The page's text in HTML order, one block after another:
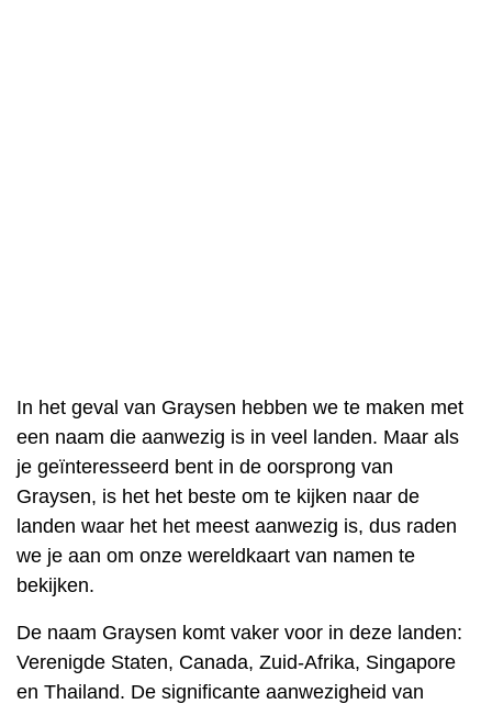
In het geval van Graysen hebben we te maken met
een naam die aanwezig is in veel landen. Maar als
je geïnteresseerd bent in de oorsprong van
Graysen, is het het beste om te kijken naar de
landen waar het het meest aanwezig is, dus raden
we je aan om onze wereldkaart van namen te
bekijken.
De naam Graysen komt vaker voor in deze landen:
Verenigde Staten, Canada, Zuid-Afrika, Singapore
en Thailand. De significante aanwezigheid van